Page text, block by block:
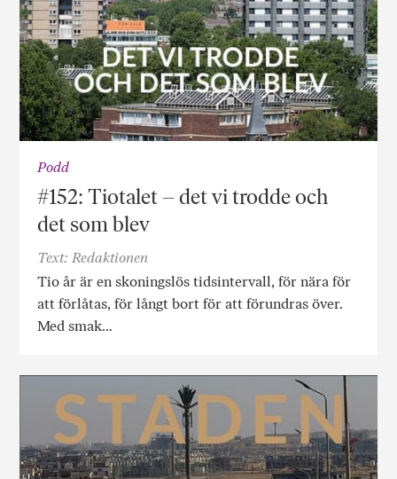
Podd
#152: Tiotalet – det vi trodde och
det som blev
Text: Redaktionen
Tio år är en skoningslös tidsintervall, för nära för
att förlåtas, för långt bort för att förundras över.
Med smak…